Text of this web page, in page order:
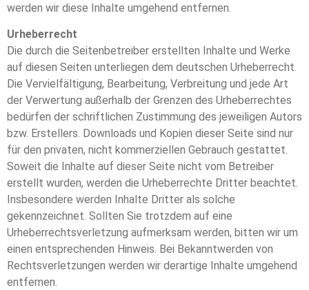
werden wir diese Inhalte umgehend entfernen.
Urheberrecht
Die durch die Seitenbetreiber erstellten Inhalte und Werke
auf diesen Seiten unterliegen dem deutschen Urheberrecht.
Die Vervielfältigung, Bearbeitung, Verbreitung und jede Art
der Verwertung außerhalb der Grenzen des Urheberrechtes
bedürfen der schriftlichen Zustimmung des jeweiligen Autors
bzw. Erstellers. Downloads und Kopien dieser Seite sind nur
für den privaten, nicht kommerziellen Gebrauch gestattet.
Soweit die Inhalte auf dieser Seite nicht vom Betreiber
erstellt wurden, werden die Urheberrechte Dritter beachtet.
Insbesondere werden Inhalte Dritter als solche
gekennzeichnet. Sollten Sie trotzdem auf eine
Urheberrechtsverletzung aufmerksam werden, bitten wir um
einen entsprechenden Hinweis. Bei Bekanntwerden von
Rechtsverletzungen werden wir derartige Inhalte umgehend
entfernen.